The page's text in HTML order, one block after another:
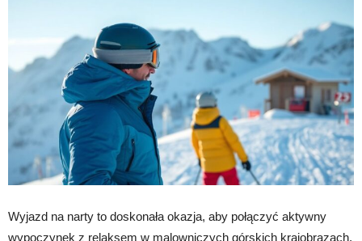
Wyjazd na narty to doskonała okazja, aby połączyć aktywny
wypoczynek z relaksem w malowniczych górskich krajobrazach.